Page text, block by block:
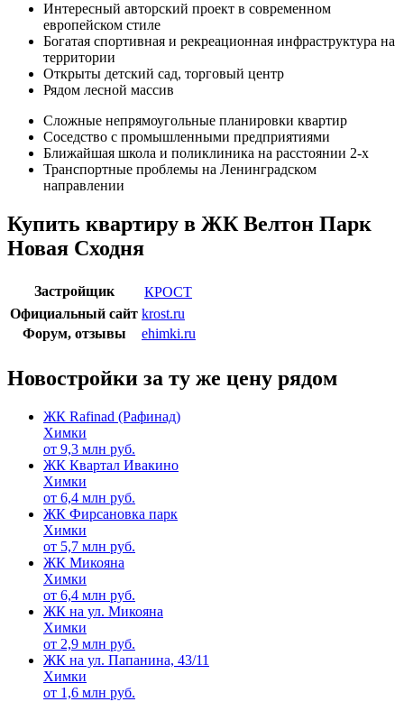
Интересный авторский проект в современном
европейском стиле
Богатая спортивная и рекреационная инфраструктура на
территории
Открыты детский сад, торговый центр
Рядом лесной массив
Сложные непрямоугольные планировки квартир
Соседство с промышленными предприятиями
Ближайшая школа и поликлиника на расстоянии 2-х
Транспортные проблемы на Ленинградском
направлении
Купить квартиру в ЖК Велтон Парк
Новая Сходня
Застройщик
КРОСТ
Официальный сайт krost.ru
Форум, отзывы
ehimki.ru
Новостройки за ту же цену рядом
ЖК Rafinad (Рафинад)
Химки
от 9,3 млн руб.
ЖК Квартал Ивакино
Химки
от 6,4 млн руб.
ЖК Фирсановка парк
Химки
от 5,7 млн руб.
ЖК Микояна
Химки
от 6,4 млн руб.
ЖК на ул. Микояна
Химки
от 2,9 млн руб.
ЖК на ул. Папанина, 43/11
Химки
от 1,6 млн руб.